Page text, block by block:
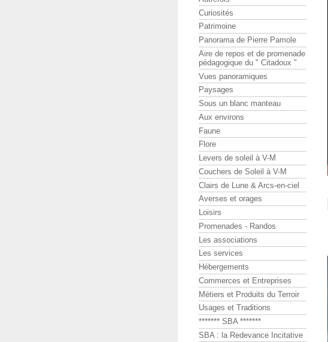
Curiosités
Patrimoine
Panorama de Pierre Pamole
Aire de repos et de promenade
pédagogique du " Citadoux "
Vues panoramiques
Paysages
Sous un blanc manteau
Aux environs
Faune
Flore
Levers de soleil à V-M
Couchers de Soleil à V-M
Clairs de Lune & Arcs-en-ciel
Averses et orages
Loisirs
Promenades - Randos
Les associations
Les services
Hébergements
Commerces et Entreprises
Métiers et Produits du Terroir
Usages et Traditions
******* SBA *******
SBA : la Redevance Incitative